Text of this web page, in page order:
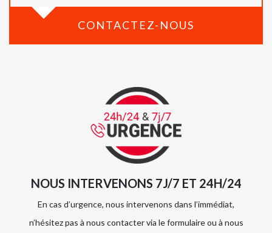
CONTACTEZ-NOUS
NOUS INTERVENONS 7J/7 ET 24H/24
En cas d’urgence, nous intervenons dans l’immédiat,
n’hésitez pas à nous contacter via le formulaire ou à nous